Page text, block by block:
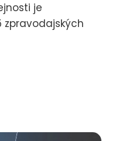
je
zpravodajských